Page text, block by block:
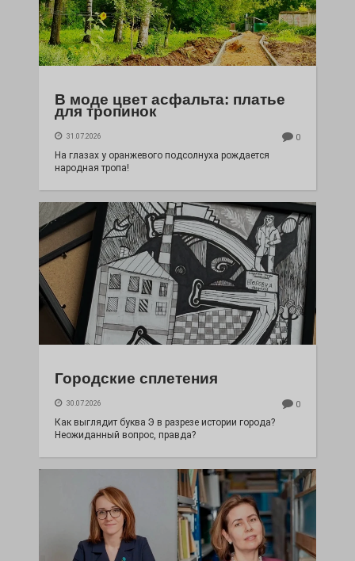
В моде цвет асфальта: платье
для тропинок
31.07.2026 0
На глазах у оранжевого подсолнуха рождается
народная тропа!
Городские сплетения
30.07.2026 0
Как выглядит буква Э в разрезе истории города?
Неожиданный вопрос, правда?